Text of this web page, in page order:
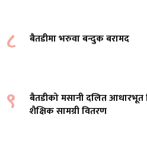
८ बैतडीमा भरुवा बन्दुक बरामद
९
बैतडीको मसानी दलित आधारभूत
शैक्षिक सामग्री वितरण